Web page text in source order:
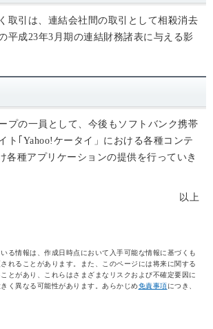
取引は、連結会社間の取引として相殺消去
平成23年3月期の連結財務諸表に与える影
プの一員として、今後もソフトバンク携帯
ト｢Yahoo!ケータイ」における各種コンテ
各種アプリケーションの提供を行っていき
以上
る情報は、作成日時点において入手可能な情報に基づくも
れることがあります。また、このページには将来に関する
とがあり、これらはさまざまなリスクおよび不確定要因に
く異なる可能性があります。あらかじめ免責事項につき、